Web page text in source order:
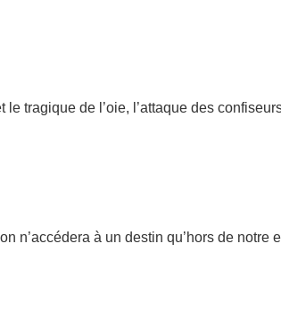
tragique de l’oie, l’attaque des
n’accédera à un destin qu’hors de notre